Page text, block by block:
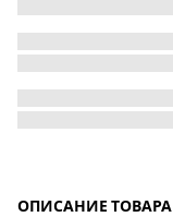
ОПИСАНИЕ ТОВАРА